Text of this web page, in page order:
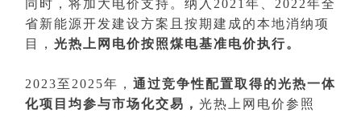
同时，将加大电价支持。纳入2021年、2022年全
省新能源开发建设方案且按期建成的本地消纳项
目， 光热上网电价按照煤电基准电价执行。
2023至2025年， 通过竞争性配置取得的光热一体
化项目均参与市场化交易， 光热上网电价参照